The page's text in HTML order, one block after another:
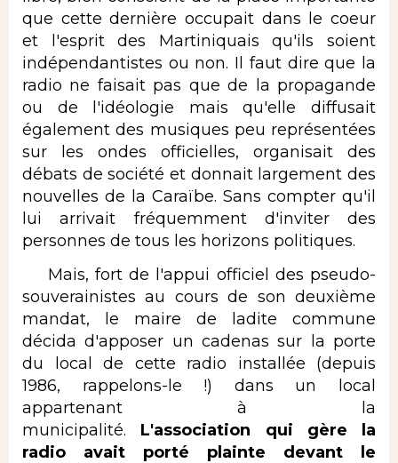
que cette dernière occupait dans le coeur
et l'esprit des Martiniquais qu'ils soient
indépendantistes ou non. Il faut dire que la
radio ne faisait pas que de la propagande
ou de l'idéologie mais qu'elle diffusait
également des musiques peu représentées
sur les ondes officielles, organisait des
débats de société et donnait largement des
nouvelles de la Caraïbe. Sans compter qu'il
lui arrivait fréquemment d'inviter des
personnes de tous les horizons politiques.
Mais, fort de l'appui officiel des pseudo-
souverainistes au cours de son deuxième
mandat, le maire de ladite commune
décida d'apposer un cadenas sur la porte
du local de cette radio installée (depuis
1986, rappelons-le !) dans un local
appartenant à la
municipalité. L'association qui gère la
radio avait porté plainte devant le